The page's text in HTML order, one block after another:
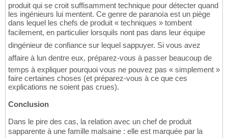
produit qui se croit suffisamment technique pour détecter quand
les ingénieurs lui mentent. Ce genre de paranoïa est un piège
dans lequel les chefs de produit « techniques » tombent
facilement, en particulier lorsquils nont pas dans leur équipe
dingénieur de confiance sur lequel sappuyer. Si vous avez
affaire à lun dentre eux, préparez-vous à passer beaucoup de
temps à expliquer pourquoi vous ne pouvez pas « simplement »
faire certaines choses (et préparez-vous à ce que ces
explications ne soient pas crues).
Conclusion
Dans le pire des cas, la relation avec un chef de produit
sapparente à une famille malsaine : elle est marquée par la